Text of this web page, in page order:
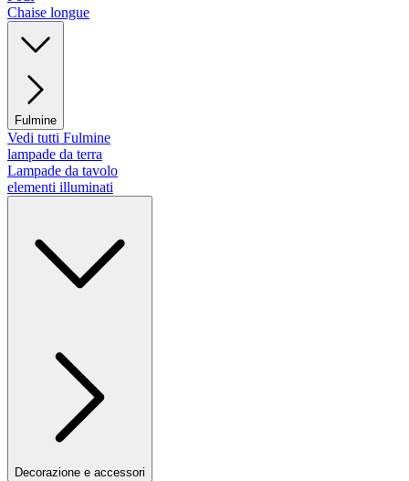
Chaise longue
Fulmine
Vedi tutti Fulmine
lampade da terra
Lampade da tavolo
elementi illuminati
Decorazione e accessori